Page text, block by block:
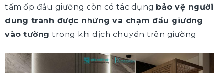
tấm ốp đầu giường còn có tác dụng bảo vệ người
dùng tránh được những va chạm đầu giường
vào tường trong khi dịch chuyển trên giường.